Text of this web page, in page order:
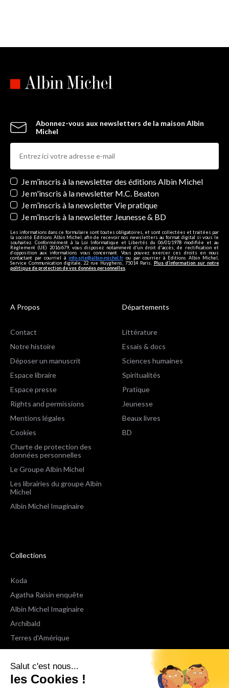
Salut c'est nous...
les Cookies !
Abonnez-vous aux newsletters de la maison Albin
Michel
Newsletters
Je m’inscris à la newsletter des éditions Albin Michel
Je m'inscris à la newsletter M.C. Beaton
Je m’inscris à la newsletter Vie pratique
Je m’inscris à la newsletter Jeunesse & BD
Les informations dans ce formulaire sont toutes obligatoires, et sont collectées et traitées par
la société Editions Albin Michel, afin de recevoir nos newsletters au format digital si vous le
souhaitez. Conformément à la Loi Informatique et Libertés du 06/01/1978 modifiée et au
Règlement (UE) 2016/679, vous disposez notamment d'un droit d'accès, de rectification et
d’opposition aux informations vous concernant. Vous pouvez exercer ces droits en nous
contactant par courriel à info-site@albin-michel.fr ou par courrier à Editions Albin Michel,
Service Communication digitale, 22 rue Huyghens, 75014 Paris. Plus d’information sur notre
politique de protection de vos données personnelles
A Propos
Contact
Notre histoire
Déposer un manuscrit
Espace libraire
Espace presse
Rights and permissions
Mentions légales
Cookies
Charte de protection des
données personnelles
Le Groupe Albin Michel
Les librairies du groupe Albin
Michel
Albin Michel Imaginaire
Départements
Littérature
Essais & docs
Sciences humaines
Spiritualités
Pratique
Jeunesse
Beaux livres
BD
Collections
Koda
Agatha Raisin enquête
Albin Michel Imaginaire
Archibald
Terres d'Amérique
Espaces Libres Poche
NOX
Wiz